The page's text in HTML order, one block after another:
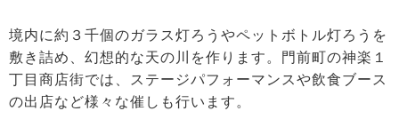
境内に約３千個のガラス灯ろうやペットボトル灯ろうを
敷き詰め、幻想的な天の川を作ります。門前町の神楽１
丁目商店街では、ステージパフォーマンスや飲食ブース
の出店など様々な催しも行います。